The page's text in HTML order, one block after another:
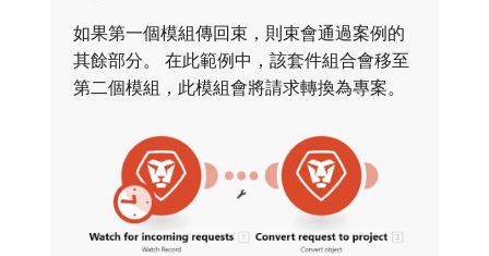
如果第一個模組傳回束，則束會通過案例的
其餘部分。 在此範例中，該套件組合會移至
第二個模組，此模組會將請求轉換為專案。